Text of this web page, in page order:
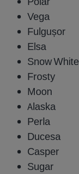
Vega
Fulgușor
Elsa
Snow White
Frosty
Moon
Alaska
Perla
Ducesa
Casper
Sugar